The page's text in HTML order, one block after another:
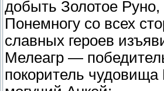
добыть Золотое
Понемногу со всех
славных героев
Мелеагр —
покоритель